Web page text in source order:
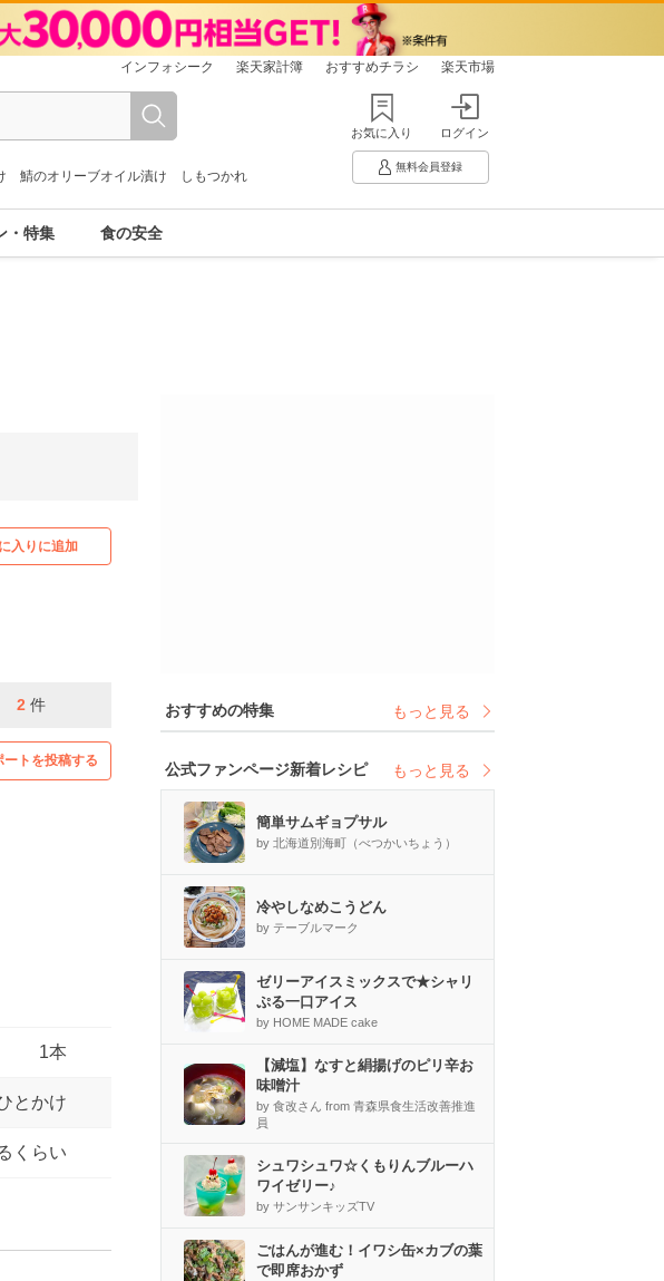
インフォシーク 楽天家計簿 おすすめチラシ 楽天市場
鯖のオリーブオイル漬け しもつかれ
お気に入り ログイン
無料会員登録
・特集 食の安全
入りに追加
2 件
トを投稿する
1本
とかけ
くらい
おすすめの特集 もっと見る
公式ファンページ新着レシピ もっと見る
簡単サムギョプサル
by 北海道別海町（べつかいちょう）
冷やしなめこうどん
by テーブルマーク
ゼリーアイスミックスで★シャリ
ぷる一口アイス
by HOME MADE cake
【減塩】なすと絹揚げのピリ辛お
味噌汁
by 食改さん from 青森県食生活改善推進
員
シュワシュワ☆くもりんブルーハ
ワイゼリー♪
by サンサンキッズTV
ごはんが進む！イワシ缶×カブの葉
で即席おかず